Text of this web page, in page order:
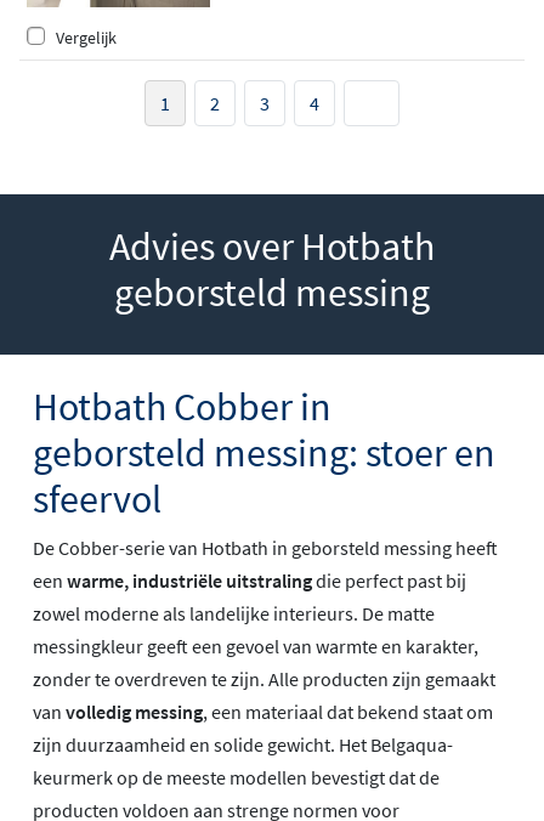
Vergelijk
1 2 3 4
Advies over Hotbath
geborsteld messing
Hotbath Cobber in
geborsteld messing: stoer en
sfeervol
De Cobber-serie van Hotbath in geborsteld messing heeft
een warme, industriële uitstralingdie perfect past bij
zowel moderne als landelijke interieurs. De matte
messingkleur geeft een gevoel van warmte en karakter,
zonder te overdreven te zijn. Alle producten zijn gemaakt
van volledig messing, een materiaal dat bekend staat om
zijn duurzaamheid en solide gewicht. Het Belgaqua-
keurmerk op de meeste modellen bevestigt dat de
producten voldoen aan strenge normen voor